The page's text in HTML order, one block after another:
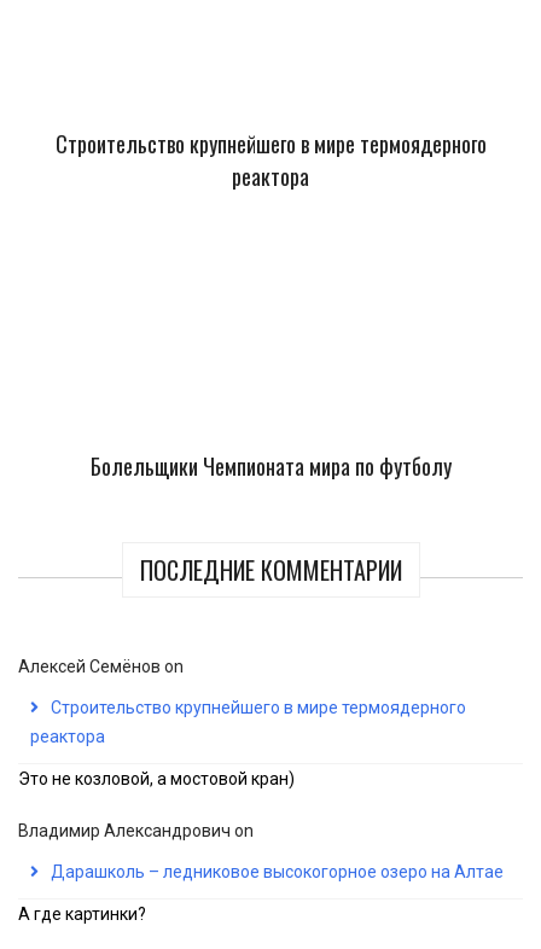
Строительство крупнейшего в мире термоядерного
реактора
Болельщики Чемпионата мира по футболу
ПОСЛЕДНИЕ КОММЕНТАРИИ
Алексей Семёнов on
Строительство крупнейшего в мире термоядерного
реактора
Это не козловой, а мостовой кран)
Владимир Александрович on
Дарашколь – ледниковое высокогорное озеро на Алтае
А где картинки?